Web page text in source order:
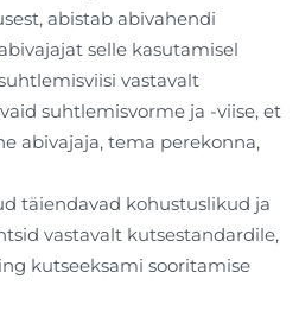
abistab abivahendi
selle kasutamisel
vastavalt
suhtlemisvorme ja -viise, et
abivajaja, tema perekonna,
täiendavad kohustuslikud ja
vastavalt kutsestandardile,
kutseeksami sooritamise